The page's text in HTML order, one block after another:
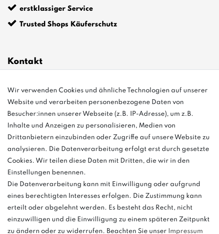
erstklassiger Service
Trusted Shops Käuferschutz
Kontakt
info@bonvenon.de
03763 4048350
Montag - Freitag, 08:00 - 16:00
Anrufe aus dem dt. Festnetz zum Ortstarif, Preise aus dem Mobilfunknetz
ggf. abweichend (abhängig vom Provider).
und
weitere.
Wir verwenden Cookies und ähnliche Technologien auf unserer
Website und verarbeiten personenbezogene Daten von
Besucher:innen unserer Webseite (z.B. IP-Adresse), um z.B.
Inhalte und Anzeigen zu personalisieren, Medien von
Drittanbietern einzubinden oder Zugriffe auf unsere Website zu
analysieren. Die Datenverarbeitung erfolgt erst durch gesetzte
Cookies. Wir teilen diese Daten mit Dritten, die wir in den
Einstellungen benennen.
Die Datenverarbeitung kann mit Einwilligung oder aufgrund
eines berechtigten Interesses erfolgen. Die Zustimmung kann
erteilt oder abgelehnt werden. Es besteht das Recht, nicht
einzuwilligen und die Einwilligung zu einem späteren Zeitpunkt
zu ändern oder zu widerrufen. Beachten Sie unser
Impressum